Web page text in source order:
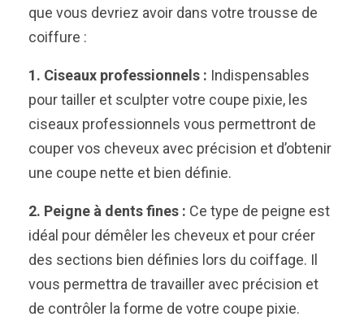
que vous devriez avoir dans votre trousse de
coiffure :
1. Ciseaux professionnels : Indispensables
pour tailler et sculpter votre coupe pixie, les
ciseaux professionnels vous permettront de
couper vos cheveux avec précision et d’obtenir
une coupe nette et bien définie.
2. Peigne à dents fines : Ce type de peigne est
idéal pour démêler les cheveux et pour créer
des sections bien définies lors du coiffage. Il
vous permettra de travailler avec précision et
de contrôler la forme de votre coupe pixie.